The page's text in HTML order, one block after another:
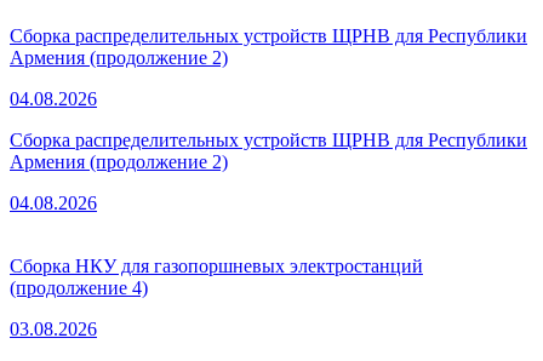
Сборка распределительных устройств ЩРНВ для Республики
Армения (продолжение 2)
04.08.2026
Сборка распределительных устройств ЩРНВ для Республики
Армения (продолжение 2)
04.08.2026
Сборка НКУ для газопоршневых электростанций
(продолжение 4)
03.08.2026